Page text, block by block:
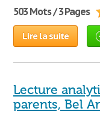
503 Mots / 3 Pages
Lire la suite
Lecture
parents, Bel